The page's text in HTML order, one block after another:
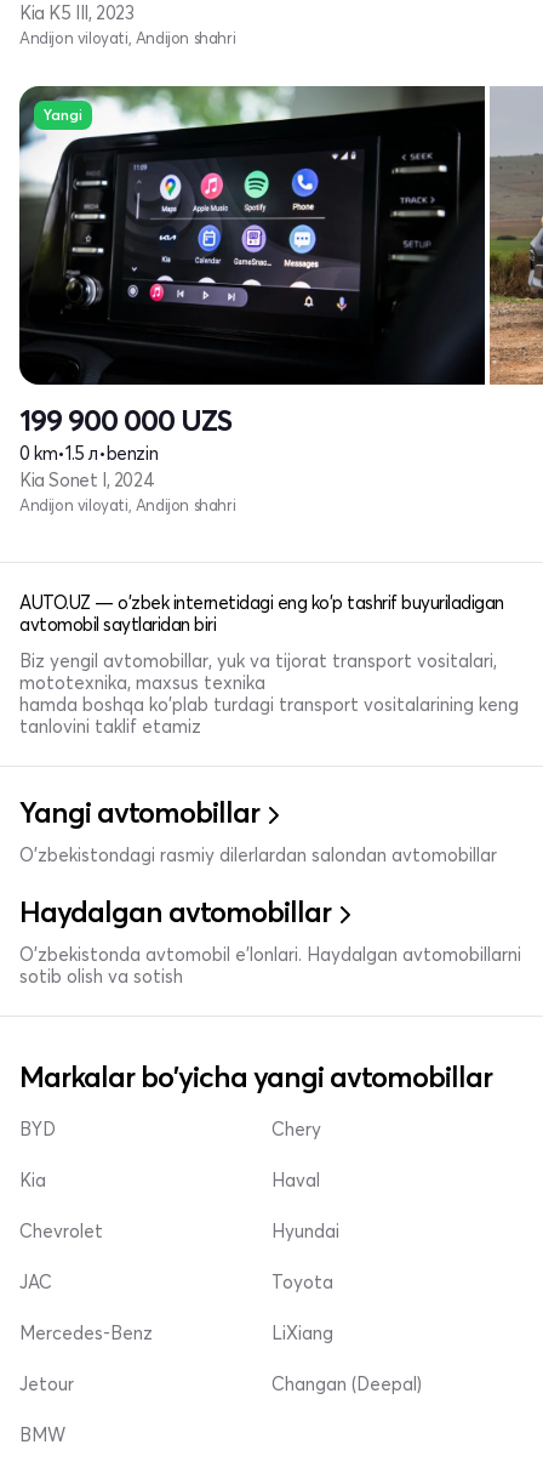
Kia K5 III, 2023
Andijon viloyati, Andijon shahri
Yangi
199 900 000 UZS
0 km•1.5 л•benzin
Kia Sonet I, 2024
Andijon viloyati, Andijon shahri
AUTO.UZ — o'zbek internetidagi eng ko'p tashrif buyuriladigan
avtomobil saytlaridan biri
Biz yengil avtomobillar, yuk va tijorat transport vositalari,
mototexnika, maxsus texnika
hamda boshqa ko'plab turdagi transport vositalarining keng
tanlovini taklif etamiz
Yangi avtomobillar
O'zbekistondagi rasmiy dilerlardan salondan avtomobillar
Haydalgan avtomobillar
O'zbekistonda avtomobil e’lonlari. Haydalgan avtomobillarni
sotib olish va sotish
Markalar bo'yicha yangi avtomobillar
BYD
Kia
Chevrolet
Chery
Haval
Hyundai
JAC
Mercedes-Benz
Jetour
Toyota
LiXiang
Changan (Deepal)
BMW